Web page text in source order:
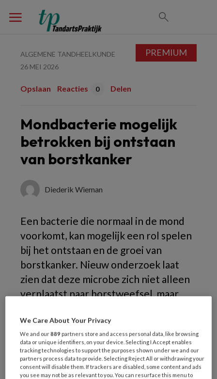
ALGEMENE TANDHEELKUNDE
26 MEI 2026
Opslaan Reacties 0 Delen
Mondbacterie mogelijk
betrokken bij ontstaan
van borstkanker
Diederik Wieman
Een bacterie die normaal in de mond
voorkomt, kan mogelijk een rol spelen
bij het ontstaan en de groei van
borstkanker. Nieuw onderzoek laat
zien dat deze microbe zich niet alleen
verplaatst naar borstweefsel, maar
stimuleren. Het onderzoek richt zich
opFusobacterium nucleatum, een
bacterie die vooral bekend is van
tandvleesontstekingen.
PREMIUM
We Care About Your Privacy
We and our889 partners store and access personal data, like browsing
data or unique identifiers, on your device. Selecting I Accept enables
tracking technologies to support the purposes shown under we and our
partners process data to provide. Selecting Reject All or withdrawing your
consent will disable them. If trackers are disabled, some content and ads
you see may not be as relevant to you. You can resurface this menu to